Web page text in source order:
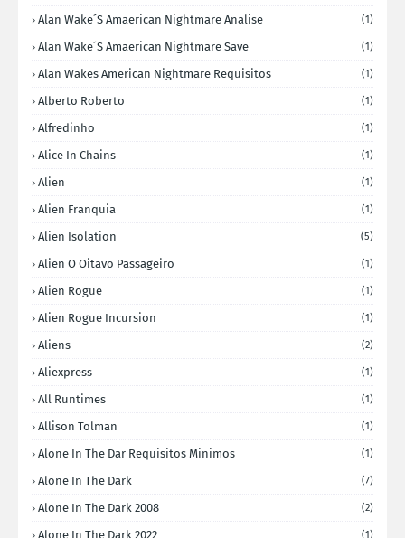
Alan Wake´s Amaerican Nightmare Analise (1)
Alan Wake´s Amaerican Nightmare Save (1)
Alan Wakes American Nightmare Requisitos (1)
Alberto Roberto (1)
Alfredinho (1)
Alice In Chains (1)
Alien (1)
Alien Franquia (1)
Alien Isolation (5)
Alien O Oitavo Passageiro (1)
Alien Rogue (1)
Alien Rogue Incursion (1)
Aliens (2)
Aliexpress (1)
All Runtimes (1)
Allison Tolman (1)
Alone In The Dar Requisitos Minimos (1)
Alone In The Dark (7)
Alone In The Dark 2008 (2)
Alone In The Dark 2022 (1)